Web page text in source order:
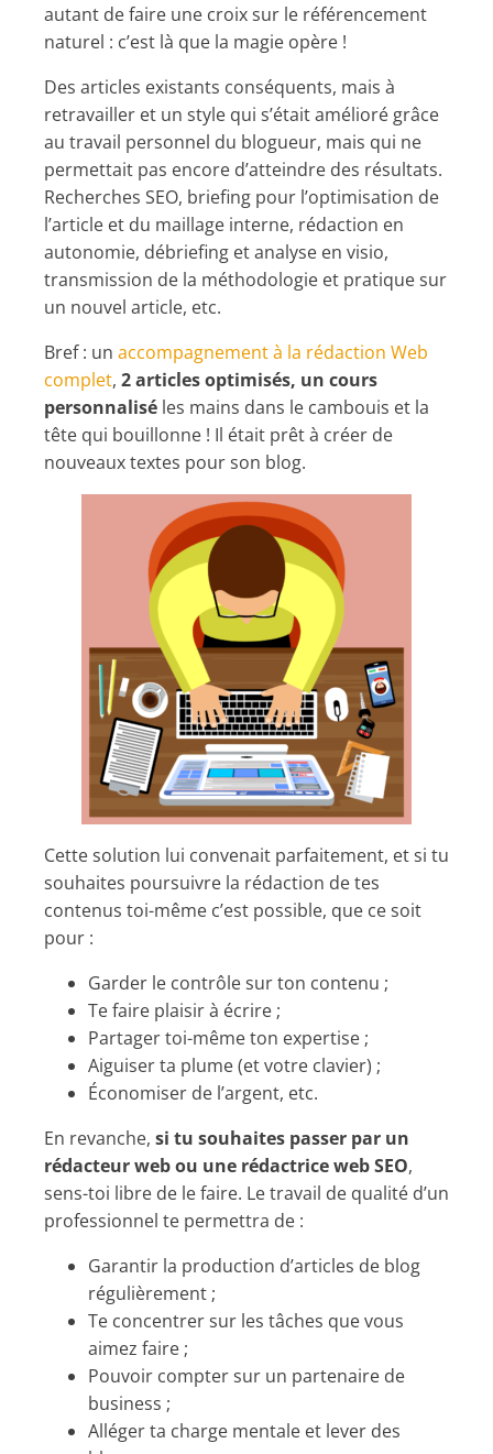
autant de faire une croix sur le référencement
naturel : c’est là que la magie opère !
Des articles existants conséquents, mais à
retravailler et un style qui s’était amélioré grâce
au travail personnel du blogueur, mais qui ne
permettait pas encore d’atteindre des résultats.
Recherches SEO, briefing pour l’optimisation de
l’article et du maillage interne, rédaction en
autonomie, débriefing et analyse en visio,
transmission de la méthodologie et pratique sur
un nouvel article, etc.
Bref : un accompagnement à la rédaction Web
complet, 2 articles optimisés, un cours
personnalisé les mains dans le cambouis et la
tête qui bouillonne ! Il était prêt à créer de
nouveaux textes pour son blog.
Cette solution lui convenait parfaitement, et si tu
souhaites poursuivre la rédaction de tes
contenus toi-même c’est possible, que ce soit
pour :
Garder le contrôle sur ton contenu ;
Te faire plaisir à écrire ;
Partager toi-même ton expertise ;
Aiguiser ta plume (et votre clavier) ;
Économiser de l’argent, etc.
En revanche, si tu souhaites passer par un
rédacteur web ou une rédactrice web SEO,
sens-toi libre de le faire. Le travail de qualité d’un
professionnel te permettra de :
Garantir la production d’articles de blog
régulièrement ;
Te concentrer sur les tâches que vous
aimez faire ;
Pouvoir compter sur un partenaire de
business ;
Alléger ta charge mentale et lever des